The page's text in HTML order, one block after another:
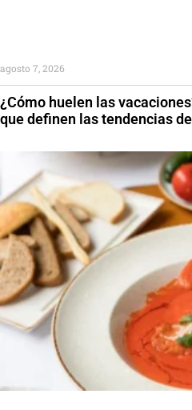
¿Cómo huelen las
que definen las tendencias
agosto 7, 2026